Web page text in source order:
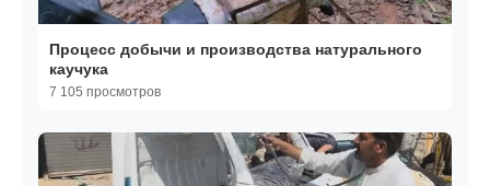
Процесс добычи и производства натурального
каучука
7 105 просмотров